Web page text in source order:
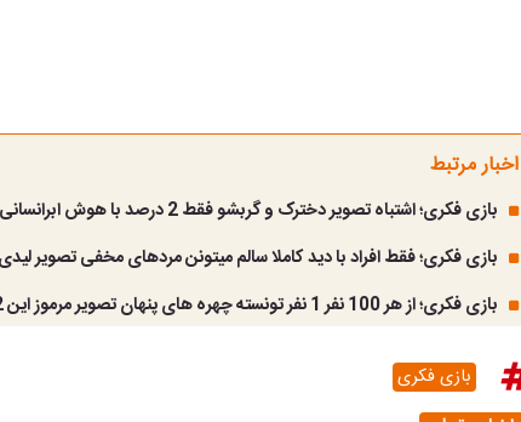
اخبار مرتبط
بازی فکری؛ اشتباه تصویر دخترک و گربشو فقط 2 درصد با هوش ابرانسانی تونستن بگن
بازی فکری؛ فقط افراد با دید کاملا سالم میتونن مردهای مخفی تصویر
بازی فکری؛ از هر 100 نفر 1 نفر تونسته چهره های پنهان تصویر مرموز این 2خواهرو پیدا کنه
بازی فکری